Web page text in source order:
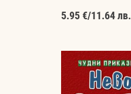
5.95 €/11.64 лв.